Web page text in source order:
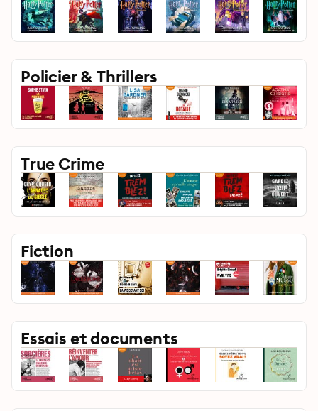
Policier & Thrillers
True Crime
Fiction
Essais et documents